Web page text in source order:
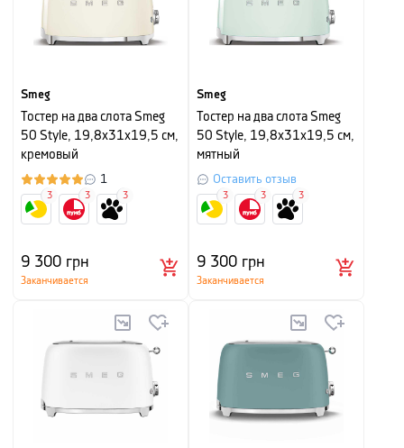
Smeg
Тостер на два слота Smeg
50 Style, 19,8х31х19,5 см,
кремовый
1
9 300 грн
Заканчивается
3 3 3
Smeg
Тостер на два слота Smeg
50 Style, 19,8х31х19,5 см,
мятный
Оставить отзыв
9 300 грн
Заканчивается
3 3 3